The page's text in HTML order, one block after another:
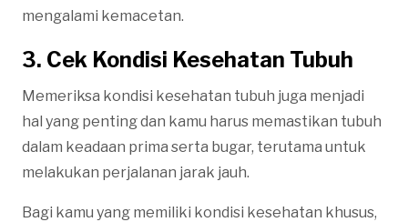
mengalami kemacetan.
3. Cek Kondisi Kesehatan Tubuh
Memeriksa kondisi kesehatan tubuh juga menjadi
hal yang penting dan kamu harus memastikan tubuh
dalam keadaan prima serta bugar, terutama untuk
melakukan perjalanan jarak jauh.
Bagi kamu yang memiliki kondisi kesehatan khusus,